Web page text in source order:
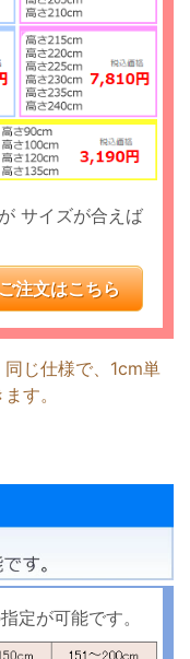
サイズが合えば
注文はこちら
同じ仕様で、1cm単
す。
定が可能です。